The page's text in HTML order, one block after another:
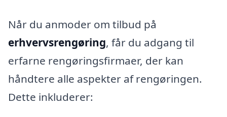
Når du anmoder om tilbud på
erhvervsrengøring, får du adgang til
erfarne rengøringsfirmaer, der kan
håndtere alle aspekter af rengøringen.
Dette inkluderer: